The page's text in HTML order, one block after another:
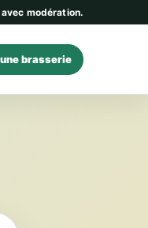
avec modération.
brasserie